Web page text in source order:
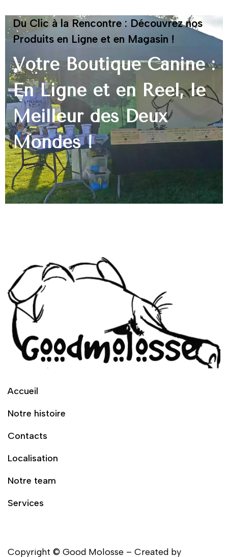
Du Clic à la Rencontre : Découvrez nos
Produits en Ligne et en Magasin !
Votre Boutique Canine :
En Ligne et en Réel, le
Meilleur des Deux
Mondes !
Accueil
Notre histoire
Contacts
Localisation
Notre team
Services
Copyright © Good Molosse – Created by